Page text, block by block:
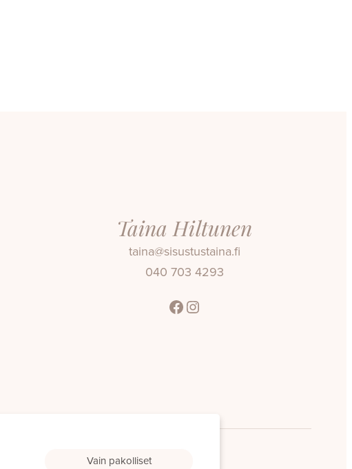
Taina Hiltunen
taina@sisustustaina.fi
040 703 4293
Facebook
Instagram
Vain pakolliset